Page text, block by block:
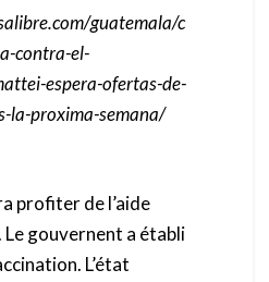
guatemala/c
contra-el-
espera-ofertas-de-
la-proxima-semana/
profiter de l’aide
gouvernent a établi
L’état